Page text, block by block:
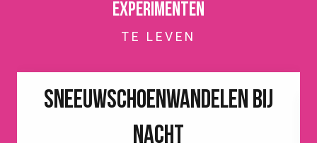
Experimenten
TE LEVEN
SNEEUWSCHOENWANDELEN BIJ
NACHT